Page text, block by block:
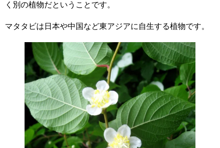
く別の植物だということです。
マタタビは日本や中国など東アジアに自生する植物です。